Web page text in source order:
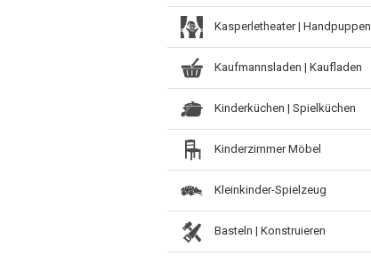
Kasperletheater | Handpuppen
Kaufmannsladen | Kaufladen
Kinderküchen | Spielküchen
Kinderzimmer Möbel
Kleinkinder-Spielzeug
Basteln | Konstruieren